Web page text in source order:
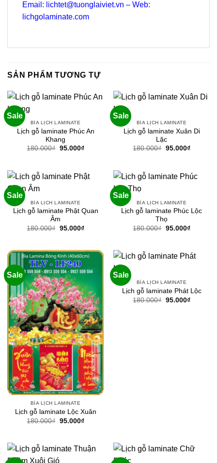
Email: lichtet@tuonglaiviet.vn – Web:
lichgolaminate.com
SẢN PHẨM TƯƠNG TỰ
Sale
BÌA LỊCH LAMINATE
Lịch gỗ laminate Phúc An
Khang
180.000₫ Giá
95.000₫Giá
95.000₫.
Sale
BÌA LỊCH LAMINATE
Lịch gỗ laminate Xuân Di
Lặc
180.000₫ Giá
95.000₫Giá
95.000₫.
Sale
BÌA LỊCH LAMINATE
Lịch gỗ laminate Phật Quan
Âm
180.000₫ Giá
95.000₫Giá
95.000₫.
Sale
BÌA LỊCH LAMINATE
Lịch gỗ laminate Phúc Lộc
Thọ
180.000₫ Giá
95.000₫Giá
95.000₫.
Sale
BÌA LỊCH LAMINATE
Lịch gỗ laminate Lộc Xuân
180.000₫ Giá
95.000₫Giá
95.000₫.
Sale
BÌA LỊCH LAMINATE
Lịch gỗ laminate Phát Lộc
180.000₫ Giá
95.000₫Giá